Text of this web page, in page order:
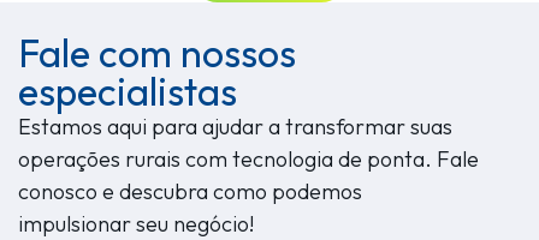
Fale com nossos
especialistas
Estamos aqui para ajudar a transformar suas
operações rurais com tecnologia de ponta. Fale
conosco e descubra como podemos
impulsionar seu negócio!